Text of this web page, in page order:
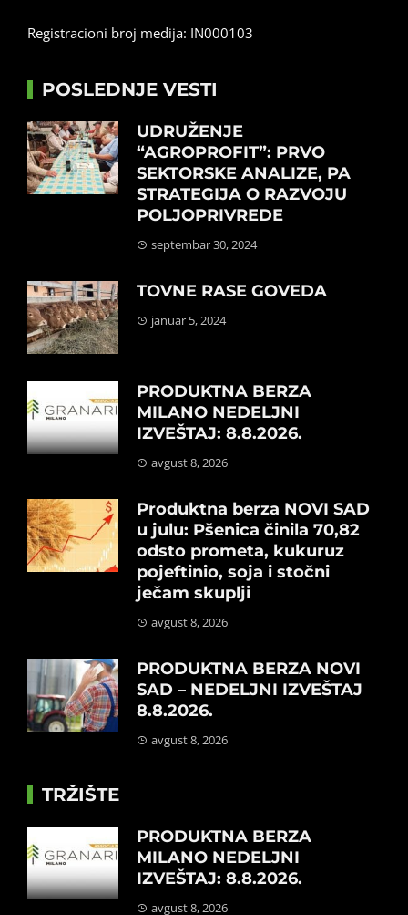
Registracioni broj medija: IN000103
POSLEDNJE VESTI
UDRUŽENJE
“AGROPROFIT”: PRVO
SEKTORSKE ANALIZE, PA
STRATEGIJA O RAZVOJU
POLJOPRIVREDE
septembar 30, 2024
TOVNE RASE GOVEDA
januar 5, 2024
PRODUKTNA BERZA
MILANO NEDELJNI
IZVEŠTAJ: 8.8.2026.
avgust 8, 2026
Produktna berza NOVI SAD
u julu: Pšenica činila 70,82
odsto prometa, kukuruz
pojeftinio, soja i stočni
ječam skuplji
avgust 8, 2026
PRODUKTNA BERZA NOVI
SAD – NEDELJNI IZVEŠTAJ
8.8.2026.
avgust 8, 2026
TRŽIŠTE
PRODUKTNA BERZA
MILANO NEDELJNI
IZVEŠTAJ: 8.8.2026.
avgust 8, 2026